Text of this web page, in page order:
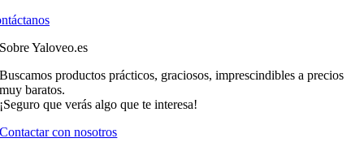
Sobre Yaloveo.es
Buscamos productos prácticos, graciosos, imprescindibles a precios
muy baratos.
¡Seguro que verás algo que te interesa!
Contactar con nosotros